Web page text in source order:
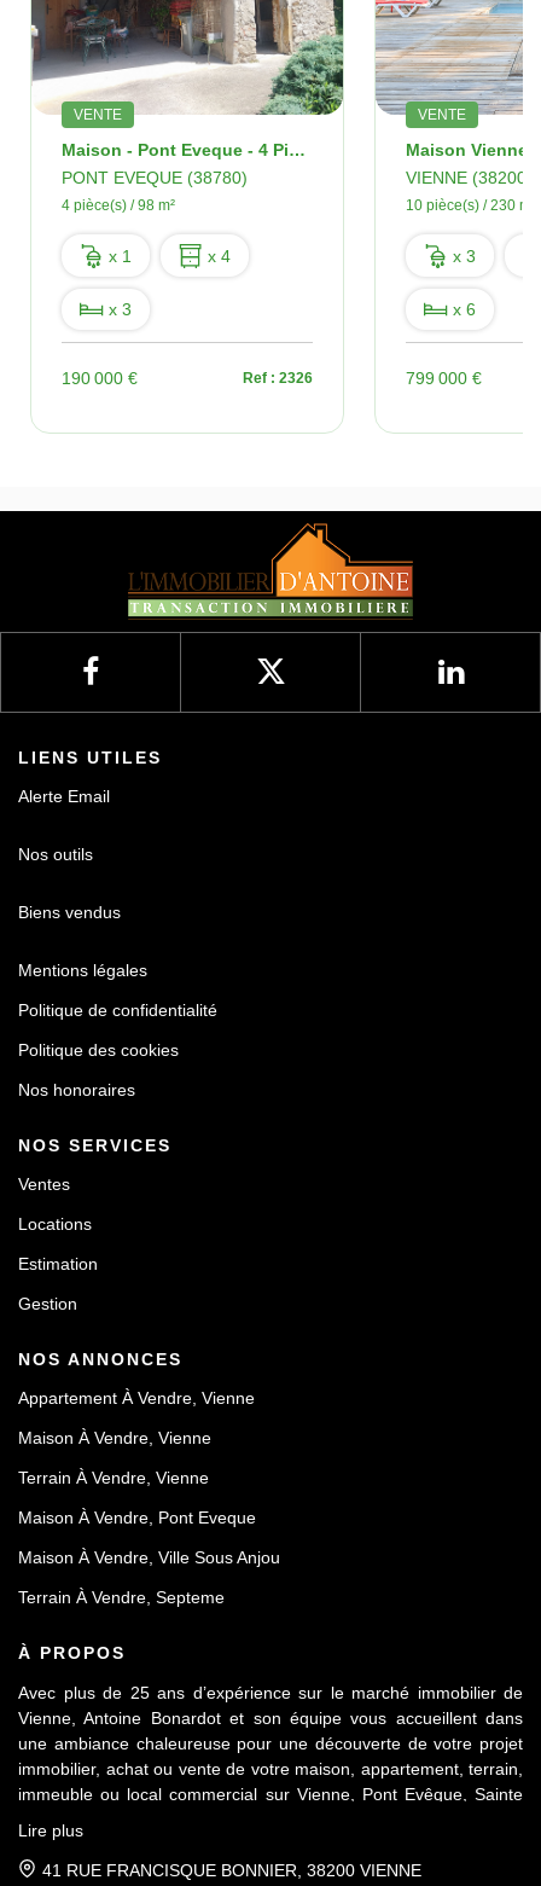
VENTE
Maison - Pont Eveque - 4 Pièces - 98 M2
PONT EVEQUE (38780)
4 pièce(s) / 98 m²
x 1 x 4
x 3
190 000 € Ref : 2326
VENTE
VIENNE (38200)
10 pièce(s) / 230 m²
x 3
x 6
799 000 €
LIENS UTILES
Alerte Email
Nos outils
Biens vendus
Mentions légales
Politique de confidentialité
Politique des cookies
Nos honoraires
NOS SERVICES
Ventes
Locations
Estimation
Gestion
NOS ANNONCES
Appartement À Vendre, Vienne
Maison À Vendre, Vienne
Terrain À Vendre, Vienne
Maison À Vendre, Pont Eveque
Maison À Vendre, Ville Sous Anjou
Terrain À Vendre, Septeme
À PROPOS
Avec plus de 25 ans d’expérience sur le marché immobilier de
Vienne, Antoine Bonardot et son équipe vous accueillent dans
une ambiance chaleureuse pour une découverte de votre projet
immobilier, achat ou vente de votre maison, appartement, terrain,
immeuble ou local commercial sur Vienne, Pont Evêque, Sainte
Colombe, Seyssuel et l’agglomération viennoise. Attachée au
respect déontologique de notre profession, notre équipe vous
accompagne de A à Z, dans la confiance mutuelle, pour une
Lire plus
41 RUE FRANCISQUE BONNIER, 38200 VIENNE